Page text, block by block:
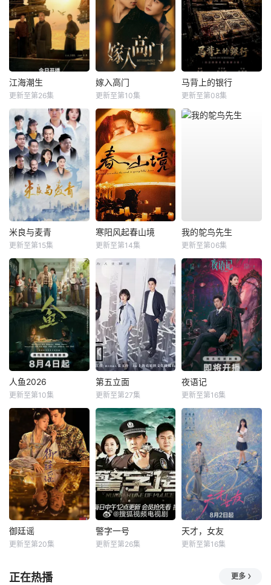
江海潮生
更新至第26集
嫁入高门
更新至第10集
马背上的银行
更新至第08集
米良与麦青
更新至第15集
寒阳风起春山境
更新至第14集
我的鸵鸟先生
更新至第06集
人鱼2026
更新至第10集
第五立面
更新至第27集
夜语记
更新至第16集
御廷谣
更新至第20集
警字一号
更新至第26集
天才，女友
更新至第16集
正在热播 更多